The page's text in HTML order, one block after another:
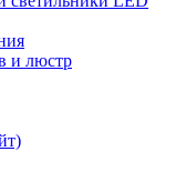
и люстр